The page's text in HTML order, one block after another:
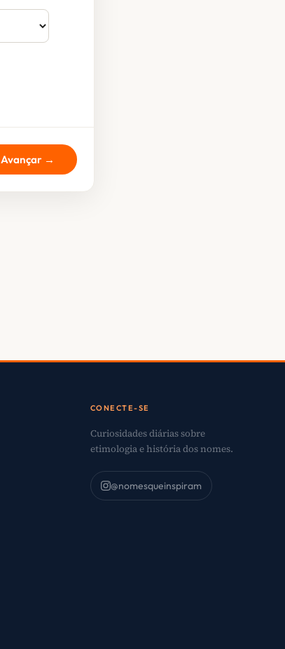
Avançar →
CONECTE-SE
Curiosidades diárias sobre
etimologia e história dos nomes.
@nomesqueinspiram